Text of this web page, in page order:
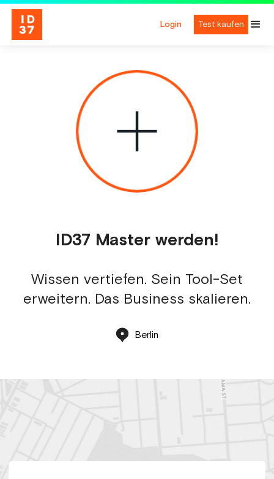
Login Test kaufen
ID37 Master werden!
Wissen vertiefen. Sein Tool-Set
erweitern. Das Business skalieren.
Berlin